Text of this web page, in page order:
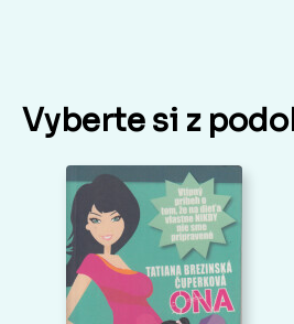
Vyberte si z